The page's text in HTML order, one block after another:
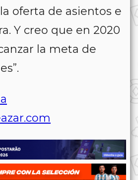
oferta de asientos e
Y creo que en 2020
la meta de